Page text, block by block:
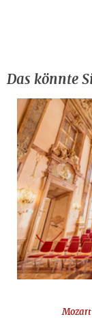
Das könnte